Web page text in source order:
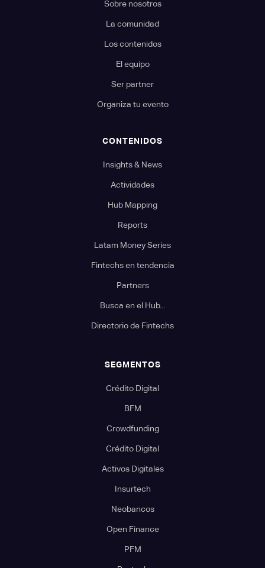
Sobre nosotros
La comunidad
Los contenidos
El equipo
Ser partner
Organiza tu evento
CONTENIDOS
Insights & News
Actividades
Hub Mapping
Reports
Latam Money Series
Fintechs en tendencia
Partners
Busca en el Hub...
Directorio de Fintechs
SEGMENTOS
Crédito Digital
BFM
Crowdfunding
Crédito Digital
Activos Digitales
Insurtech
Neobancos
Open Finance
PFM